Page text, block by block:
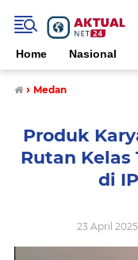
Home Nasional
› Medan
Produk
Rutan Kelas
di
23 April